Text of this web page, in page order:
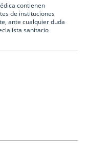
contienen
de instituciones
ante cualquier duda
sanitario